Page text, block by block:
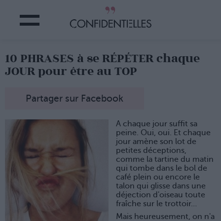
10 PHRASES à se RÉPÉTER chaque
JOUR pour être au TOP
Partager sur Facebook
A chaque jour suffit sa
peine. Oui, oui. Et chaque
jour amène son lot de
petites déceptions,
comme la tartine du matin
qui tombe dans le bol de
café plein ou encore le
talon qui glisse dans une
déjection d'oiseau toute
fraîche sur le trottoir…
Mais heureusement, on n'a